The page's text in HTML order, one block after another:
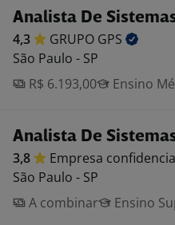
Analista De
4,3 GRUPO GPS
São Paulo - SP
R$ 6.193,00
Ensino
Analista De
3,8 Empresa
São Paulo - SP
A combinar
Ensino